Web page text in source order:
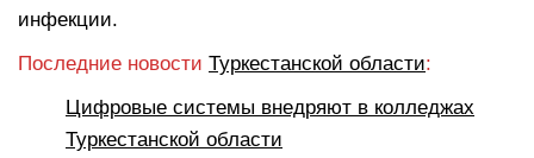
инфекции.
Последние новости Туркестанской области:
Цифровые системы внедряют в колледжах
Туркестанской области